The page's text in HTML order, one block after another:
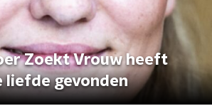
Zoekt Vrouw heeft
liefde gevonden